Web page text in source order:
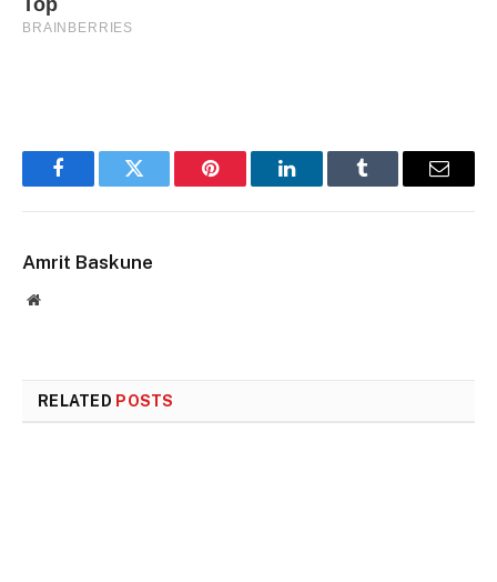
FacebookTwitter Pinterest LinkedInTumblr Email
Amrit Baskune
Website
RELATED POSTS